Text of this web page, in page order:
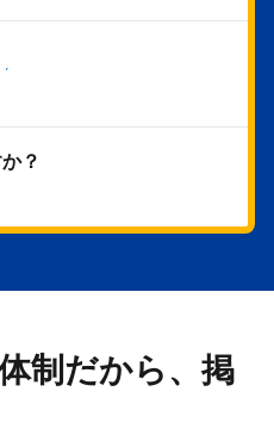
る
？
制だから、掲